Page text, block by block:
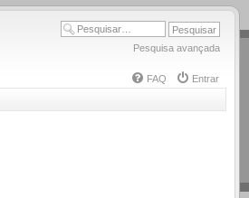
Pesquisa avançada
FAQ
Entrar